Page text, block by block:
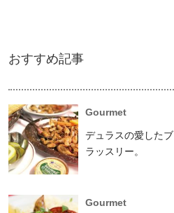
おすすめ記事
Gourmet
デュラスの愛したブ
ラッスリー。
Gourmet